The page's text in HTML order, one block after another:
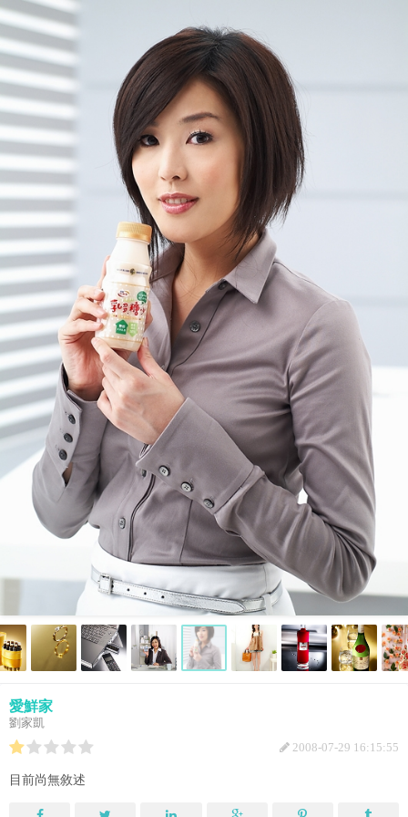
愛鮮家
劉家凱
2008-07-29 16:15:55
目前尚無敘述